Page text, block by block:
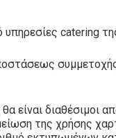
catering
είναι
της χρήσης